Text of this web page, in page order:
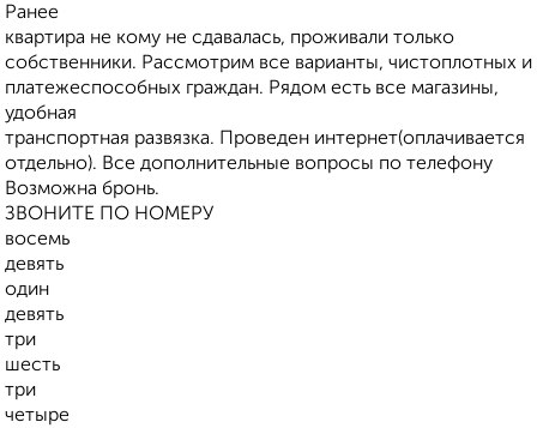
Ранее
квартира не кому не сдавалась, проживали только
собственники. Рассмотрим все варианты, чистоплотных и
платежеспособных граждан. Рядом есть все магазины,
удобная
транспортная развязка. Проведен интернет(оплачивается
отдельно). Все дополнительные вопросы по телефону
Возможна бронь.
ЗВОНИТЕ ПО НОМЕРУ
восемь
девять
один
девять
три
шесть
три
четыре